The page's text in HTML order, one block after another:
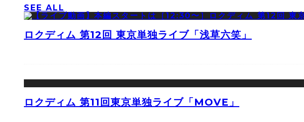
SEE ALL
ロクディム 第12回 東京単独ライブ「浅草六笑」
ロクディム 第11回東京単独ライブ「MOVE」